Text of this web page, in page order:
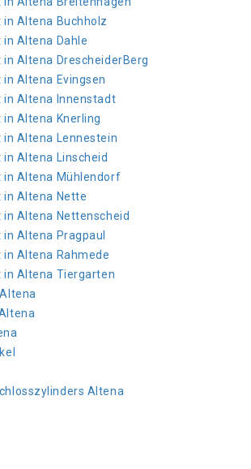
Altena Buchholz
Altena Dahle
Altena DrescheiderBerg
Altena Evingsen
in Altena Innenstadt
Altena Knerling
Altena Lennestein
Altena Linscheid
in Altena Mühlendorf
in Altena Nette
Altena Nettenscheid
Altena Pragpaul
Altena Rahmede
in Altena Tiergarten
Altena